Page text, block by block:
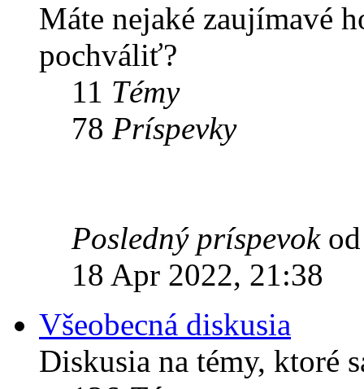
Máte nejaké zaujímavé
pochváliť?
11 Témy
78 Príspevky
Posledný príspevok
18 Apr 2022, 21:38
Všeobecná diskusia
Diskusia na témy, ktoré